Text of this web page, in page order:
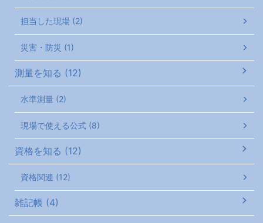
担当した現場 (2)
災害・防災 (1)
測量を知る (12)
水準測量 (2)
現場で使える公式 (8)
資格を知る (12)
資格関連 (12)
雑記帳 (4)